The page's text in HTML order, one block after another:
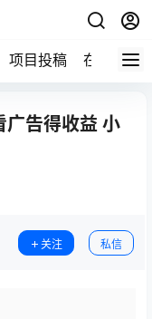
项目投稿 在线工具
告得收益 小
关注 私信